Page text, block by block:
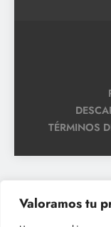
Valoramos tu
TÉRMINOS